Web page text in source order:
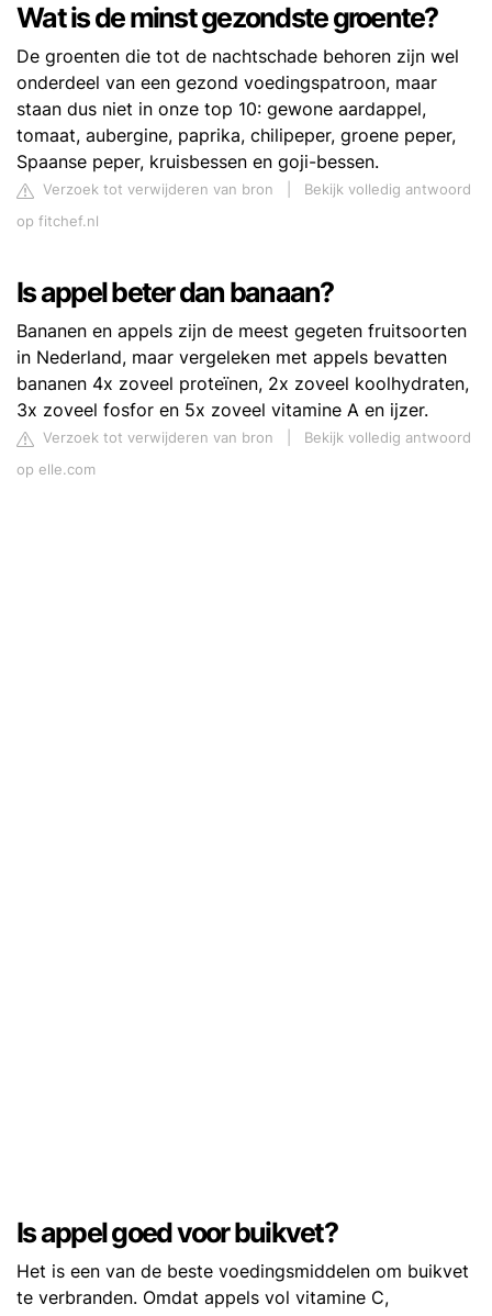
Wat is de minst gezondste groente?
De groenten die tot de nachtschade behoren zijn wel
onderdeel van een gezond voedingspatroon, maar
staan dus niet in onze top 10: gewone aardappel,
tomaat, aubergine, paprika, chilipeper, groene peper,
Spaanse peper, kruisbessen en goji-bessen.
Verzoek tot verwijderen van bron
Bekijk volledig antwoord
op fitchef.nl
Is appel beter dan banaan?
Bananen en appels zijn de meest gegeten fruitsoorten
in Nederland, maar vergeleken met appels bevatten
bananen 4x zoveel proteïnen, 2x zoveel koolhydraten,
3x zoveel fosfor en 5x zoveel vitamine A en ijzer.
Verzoek tot verwijderen van bron
Bekijk volledig antwoord
op elle.com
Is appel goed voor buikvet?
Het is een van de beste voedingsmiddelen om buikvet
te verbranden. Omdat appels vol vitamine C,